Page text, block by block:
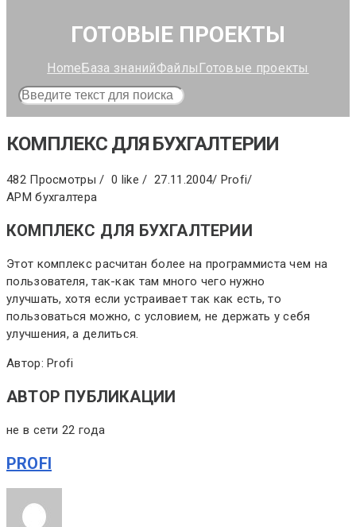
ГОТОВЫЕ ПРОЕКТЫ
HomeБаза знанийФайлы Готовые проекты
КОМПЛЕКС ДЛЯ БУХГАЛТЕРИИ
482 Просмотры / 0 like / 27.11.2004/ Profi/
АРМ бухгалтера
КОМПЛЕКС ДЛЯ БУХГАЛТЕРИИ
Этот комплекс расчитан более на программиста чем на
пользователя, так-как там много чего нужно
улучшать, хотя если устраивает так как есть, то
пользоваться можно, с условием, не держать у себя
улучшения, а делиться.
Автор: Profi
АВТОР ПУБЛИКАЦИИ
не в сети 22 года
PROFI